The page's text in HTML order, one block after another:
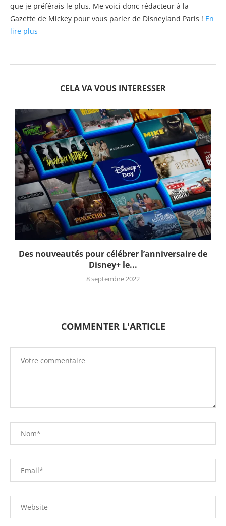
que je préférais le plus. Me voici donc rédacteur à la
Gazette de Mickey pour vous parler de Disneyland Paris ! En
lire plus
CELA VA VOUS INTERESSER
Des nouveautés pour célébrer l’anniversaire de
Disney+ le...
8 septembre 2022
COMMENTER L'ARTICLE